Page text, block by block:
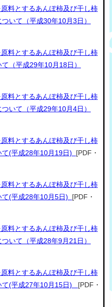
料とするあんぽ柿及び干し柿
いて（平成30年10月3日）
料とするあんぽ柿及び干し柿
（平成29年10月18日）
料とするあんぽ柿及び干し柿
いて（平成29年10月4日）
料とするあんぽ柿及び干し柿
(平成28年10月19日) [PDF・
料とするあんぽ柿及び干し柿
(平成28年10月5日) [PDF・
料とするあんぽ柿及び干し柿
いて（平成28年9月21日）
料とするあんぽ柿及び干し柿
て(平成27年10月15日) [PDF・